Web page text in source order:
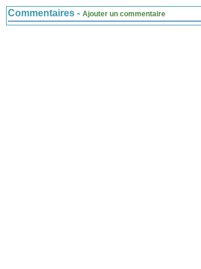
Commentaires - Ajouter un commentaire